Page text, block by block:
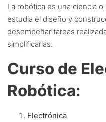
La robótica es una ciencia
estudia el diseño y
desempeñar tareas
simplificarlas.
Curso de
Robótica:
Electrónica